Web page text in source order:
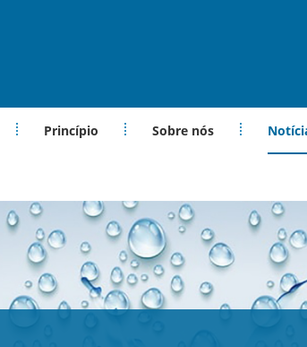
Princípio Sobre nós